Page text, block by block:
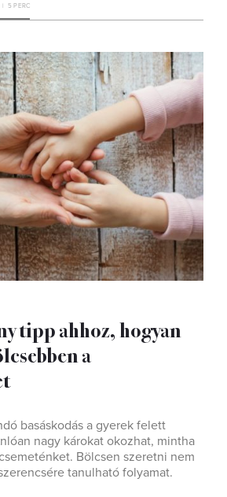
5 PERC
tipp ahhoz, hogyan
a
basáskodás a gyerek felett
nagy károkat okozhat, mintha
Bölcsen szeretni nem
tanulható folyamat.